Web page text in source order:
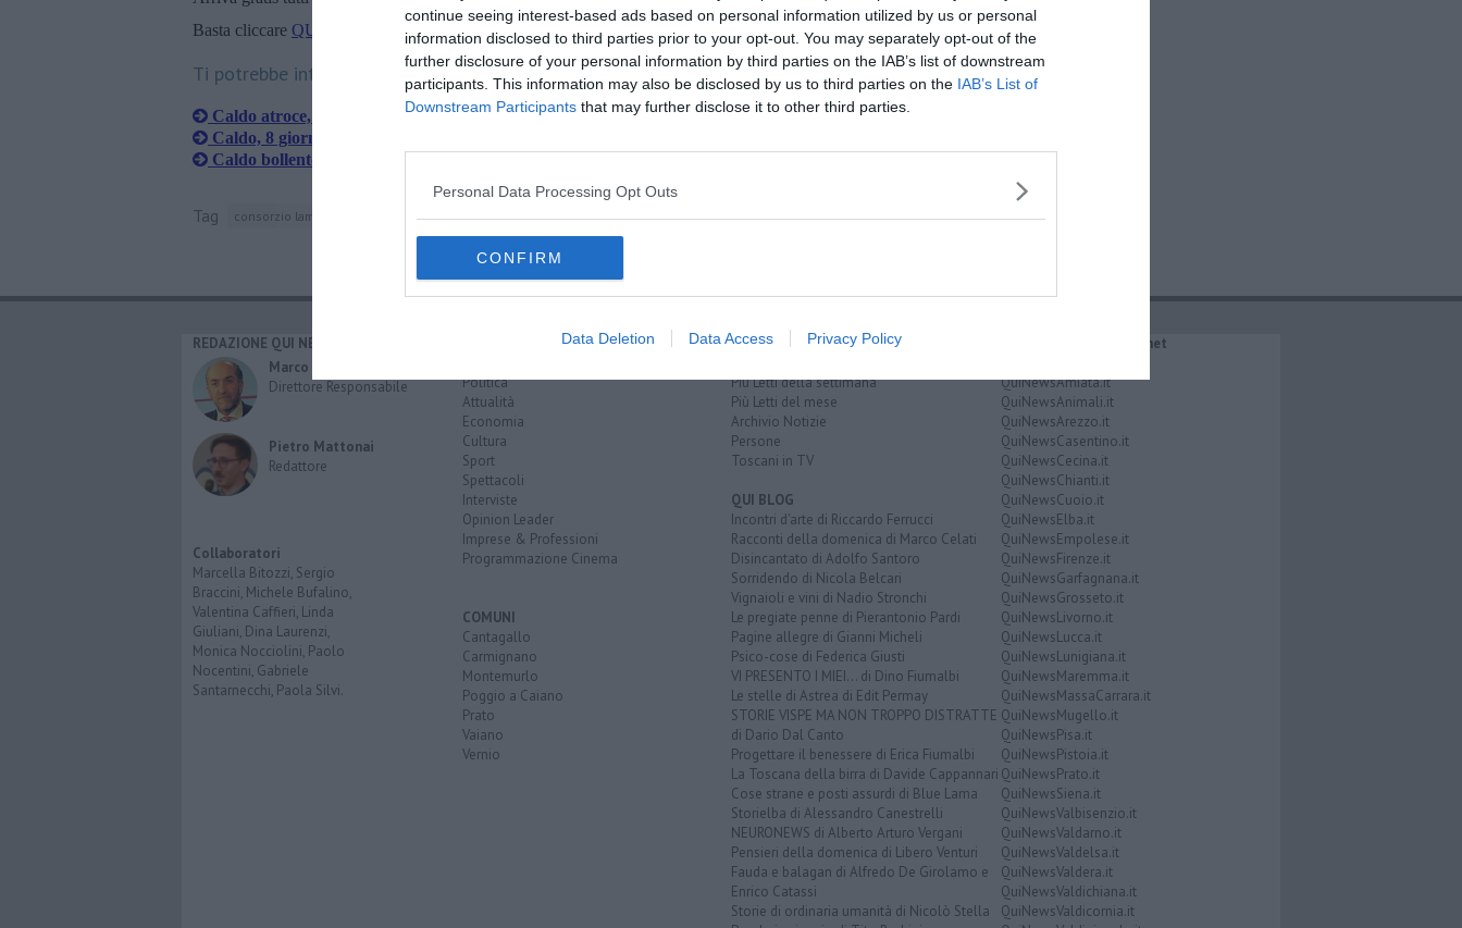
continue seeing interest-based ads based on personal information utilized by us or personal
information disclosed to third parties prior to your opt-out. You may separately opt-out of the
further disclosure of your personal information by third parties on the IAB’s list of downstream
participants. This information may also be disclosed by us to third parties on the IAB’s List of
Downstream Participants that may further disclose it to other third parties.
Personal Data Processing Opt Outs
CONFIRM
Data Deletion Data Access Privacy Policy
Basta cliccare QUI
Ti potrebbe interessare anche:
Caldo atroce, un altro fine settimana di fuoco
Caldo, 8 giorni consecutivi in codice rosso
Caldo bollente ma il picco deve ancora arrivare
Tag consorzio lamma
REDAZIONE QUI NEWS
Marco Migli
Direttore Responsabile
Pietro Mattonai
Redattore
Collaboratori
Marcella Bitozzi, Sergio
Braccini, Michele Bufalino,
Valentina Caffieri, Linda
Giuliani, Dina Laurenzi,
Monica Nocciolini, Paolo
Nocentini, Gabriele
Santarnecchi, Paola Silvi.
Politica
Attualità
Economia
Cultura
Sport
Spettacoli
Interviste
Opinion Leader
Imprese & Professioni
Programmazione Cinema
COMUNI
Cantagallo
Carmignano
Montemurlo
Poggio a Caiano
Prato
Vaiano
Vernio
RUBRICHE
Più Letti della settimana
Più Letti del mese
Archivio Notizie
Persone
Toscani in TV
QUI BLOG
Incontri d'arte di Riccardo Ferrucci
Racconti della domenica di Marco Celati
Disincantato di Adolfo Santoro
Sorridendo di Nicola Belcari
Vignaioli e vini di Nadio Stronchi
Le pregiate penne di Pierantonio Pardi
Pagine allegre di Gianni Micheli
Psico-cose di Federica Giusti
VI PRESENTO I MIEI... di Dino Fiumalbi
Le stelle di Astrea di Edit Permay
STORIE VISPE MA NON TROPPO DISTRATTE
di Dario Dal Canto
Progettare il benessere di Erica Fiumalbi
La Toscana della birra di Davide Cappannari
Cose strane e posti assurdi di Blue Lama
Storielba di Alessandro Canestrelli
NEURONEWS di Alberto Arturo Vergani
Pensieri della domenica di Libero Venturi
Fauda e balagan di Alfredo De Girolamo e
Enrico Catassi
Storie di ordinaria umanità di Nicolò Stella
IL NETWORK QuiNews.net
QuiNewsAmiata.it
QuiNewsAnimali.it
QuiNewsArezzo.it
QuiNewsCasentino.it
QuiNewsCecina.it
QuiNewsChianti.it
QuiNewsCuoio.it
QuiNewsElba.it
QuiNewsEmpolese.it
QuiNewsFirenze.it
QuiNewsGarfagnana.it
QuiNewsGrosseto.it
QuiNewsLivorno.it
QuiNewsLucca.it
QuiNewsLunigiana.it
QuiNewsMaremma.it
QuiNewsMassaCarrara.it
QuiNewsMugello.it
QuiNewsPisa.it
QuiNewsPistoia.it
QuiNewsPrato.it
QuiNewsSiena.it
QuiNewsValbisenzio.it
QuiNewsValdarno.it
QuiNewsValdelsa.it
QuiNewsValdera.it
QuiNewsValdichiana.it
QuiNewsValdicornia.it